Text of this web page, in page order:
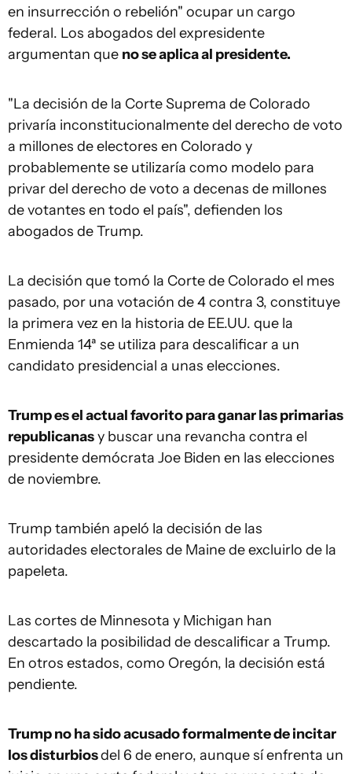
en insurrección o rebelión" ocupar un cargo
federal. Los abogados del expresidente
argumentan que no se aplica al presidente.
"La decisión de la Corte Suprema de Colorado
privaría inconstitucionalmente del derecho de voto
a millones de electores en Colorado y
probablemente se utilizaría como modelo para
privar del derecho de voto a decenas de millones
de votantes en todo el país", defienden los
abogados de Trump.
La decisión que tomó la Corte de Colorado el mes
pasado, por una votación de 4 contra 3, constituye
la primera vez en la historia de EE.UU. que la
Enmienda 14ª se utiliza para descalificar a un
candidato presidencial a unas elecciones.
Trump es el actual favorito para ganar las primarias
republicanasy buscar una revancha contra el
presidente demócrata Joe Biden en las elecciones
de noviembre.
Trump también apeló la decisión de las
autoridades electorales de Maine de excluirlo de la
papeleta.
Las cortes de Minnesota y Michigan han
descartado la posibilidad de descalificar a Trump.
En otros estados, como Oregón, la decisión está
pendiente.
Trump no ha sido acusado formalmente de incitar
los disturbiosdel 6 de enero, aunque sí enfrenta un